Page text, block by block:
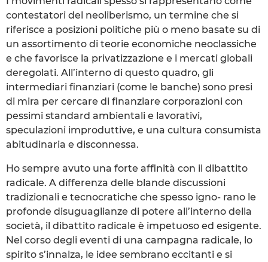
contestatori del neoliberismo, un termine che si
riferisce a posizioni politiche più o meno basate su di
un assortimento di teorie economiche neoclassiche
e che favorisce la privatizzazione e i mercati globali
deregolati. All’interno di questo quadro, gli
intermediari finanziari (come le banche) sono presi
di mira per cercare di finanziare corporazioni con
pessimi standard ambientali e lavorativi,
speculazioni improduttive, e una cultura consumista
abitudinaria e disconnessa.
Ho sempre avuto una forte affinità con il dibattito
radicale. A differenza delle blande discussioni
tradizionali e tecnocratiche che spesso igno- rano le
profonde disuguaglianze di potere all’interno della
società, il dibattito radicale è impetuoso ed esigente.
Nel corso degli eventi di una campagna radicale, lo
spirito s’innalza, le idee sembrano eccitanti e si